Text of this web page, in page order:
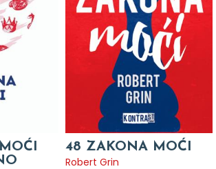
48 ZAKONA MOĆI
Robert Grin